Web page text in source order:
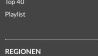
Top 40
Playlist
REGIONEN